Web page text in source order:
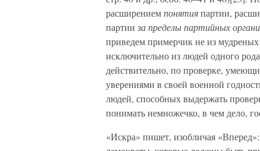
расширениемпонятияпартии,
партии за пределы партийных
приведем примерчик не из
исключительно из людей одного
действительно, по проверке,
уверениями в своей военной
людей, способных выдержать
понимать немножечко, в чем дело,
«Искра» пишет, изобличая